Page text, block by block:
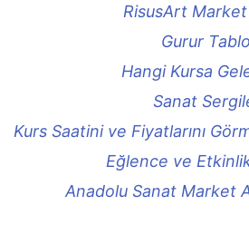
RisusArt Market
Gurur
Hangi Kursa
Sanat
Kurs Saatini ve Fiyatlarını
Eğlence ve
Anadolu Sanat Market